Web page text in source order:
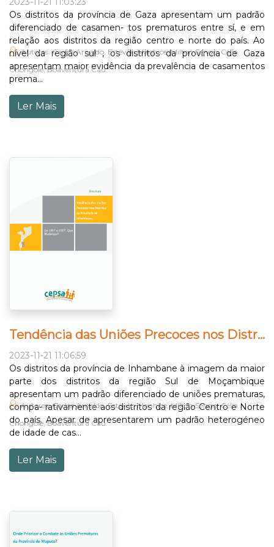
Os distritos da província de Gaza apresentam um padrão
diferenciado de casamen- tos prematuros entre sí, e em
relação aos distritos da região centro e norte do país. Ao
nível da região sul , os distritos da província de Gaza
apresentam maior evidência da prevalência de casamentos
prema...
Autores: Carlos Arnaldo, Estêvão Manhice, Milton Sengo, Célia
Chongole, Boaventura Cáu.
Ler Mais
Tendência das Uniões Precoces nos Distritos da Província de Inhambane: “De 1997 a 2007, Que Mudanças?
2023-11-21 11:06:59
Os distritos da província de Inhambane à imagem da maior
parte dos distritos da região Sul de Moçambique
apresentam um padrão diferenciado de uniões prematuras,
compa- rativamente aos distritos da região Centro e Norte
do país. Apesar de apresentarem um padrão heterogéneo
de idade de cas...
Autores: Carlos Arnaldo, Estêvão Manhice, Milton Sengo, Célia
Chongole, Boaventura Cáu.
Ler Mais